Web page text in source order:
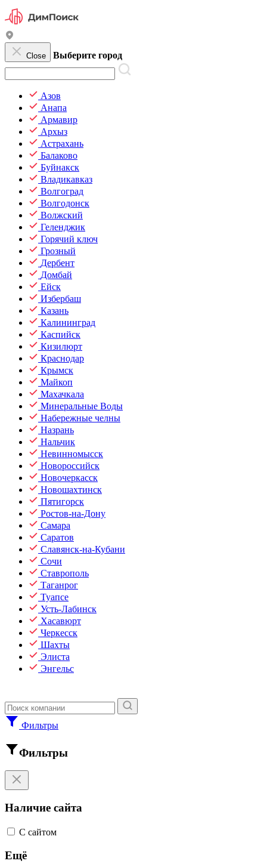
Close Выберите город
Азов
Анапа
Армавир
Архыз
Астрахань
Балаково
Буйнакск
Владикавказ
Волгоград
Волгодонск
Волжский
Геленджик
Горячий ключ
Грозный
Дербент
Домбай
Ейск
Избербаш
Казань
Калининград
Каспийск
Кизилюрт
Краснодар
Крымск
Майкоп
Махачкала
Минеральные Воды
Набережные челны
Назрань
Нальчик
Невинномысск
Новороссийск
Новочеркасск
Новошахтинск
Пятигорск
Ростов-на-Дону
Самара
Саратов
Славянск-на-Кубани
Сочи
Ставрополь
Таганрог
Туапсе
Усть-Лабинск
Хасавюрт
Черкесск
Шахты
Элиста
Энгельс
Фильтры
Фильтры
Наличие сайта
С сайтом
Ещё